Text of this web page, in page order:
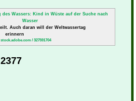
Auch daran will der Weltwassertag
erinnern
/ 327591704